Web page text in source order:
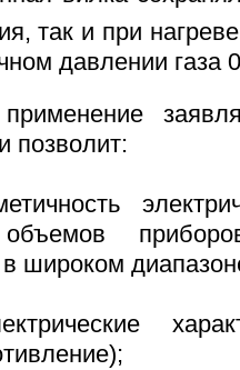
так и при
давлении газа
позволит:
объемов
широком